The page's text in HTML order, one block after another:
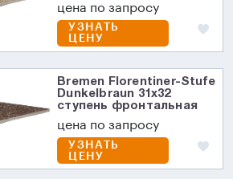
цена по запросу
УЗНАТЬ
ЦЕНУ
Bremen Florentiner-Stufe
Dunkelbraun 31х32
ступень фронтальная
цена по запросу
УЗНАТЬ
ЦЕНУ